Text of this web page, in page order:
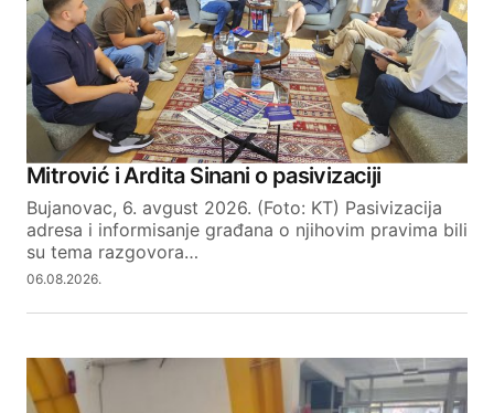
Comment*
Your Name
Your E-mail
Mitrović i Ardita Sinani o pasivizaciji
Bujanovac, 6. avgust 2026. (Foto: KT) Pasivizacija
adresa i informisanje građana o njihovim pravima bili
su tema razgovora…
06.08.2026.